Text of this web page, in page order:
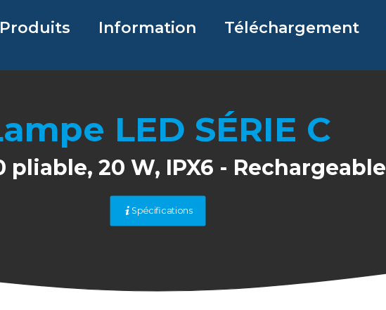
Information Téléchargement
LED SÉRIE C
pliable, 20 W, IPX6 - Rechargeable
Spécifications